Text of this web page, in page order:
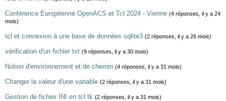
Conférence Européenne OpenACS et Tcl 2024 - Vienne (4 réponses, il y a 24
mois)
tcl et connexion à une base de données sqlite3 (2 réponses, il y a 26 mois)
vérification d'un fichier txt (9 réponses, il y a 30 mois)
Notion d'environnement et de chemin (4 réponses, il y a 31 mois)
Changer la valeur d'une variable (2 réponses, il y a 31 mois)
Gestion de fichier INI en tcl tk (2 réponses, il y a 31 mois)